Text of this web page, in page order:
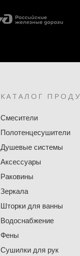
КАТАЛОГ
Смесители
Полотенцесушители
Душевые системы
Аксессуары
Раковины
Зеркала
Шторки для ванны
Водоснабжение
Фены
Сушилки для рук